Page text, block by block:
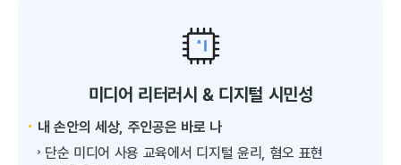
미디어 리터러시 & 디지털 시민성
내 손안의 세상, 주인공은 바로 나
단순 미디어 사용 교육에서 디지털 윤리, 혐오 표현